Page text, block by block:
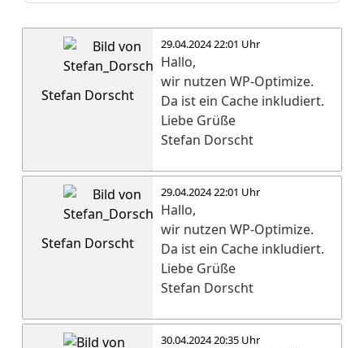
Stefan Dorscht
29.04.2024 22:01 Uhr
Hallo,
wir nutzen WP-Optimize.
Da ist ein Cache inkludiert.
Liebe Grüße
Stefan Dorscht
Stefan Dorscht
29.04.2024 22:01 Uhr
Hallo,
wir nutzen WP-Optimize.
Da ist ein Cache inkludiert.
Liebe Grüße
Stefan Dorscht
30.04.2024 20:35 Uhr